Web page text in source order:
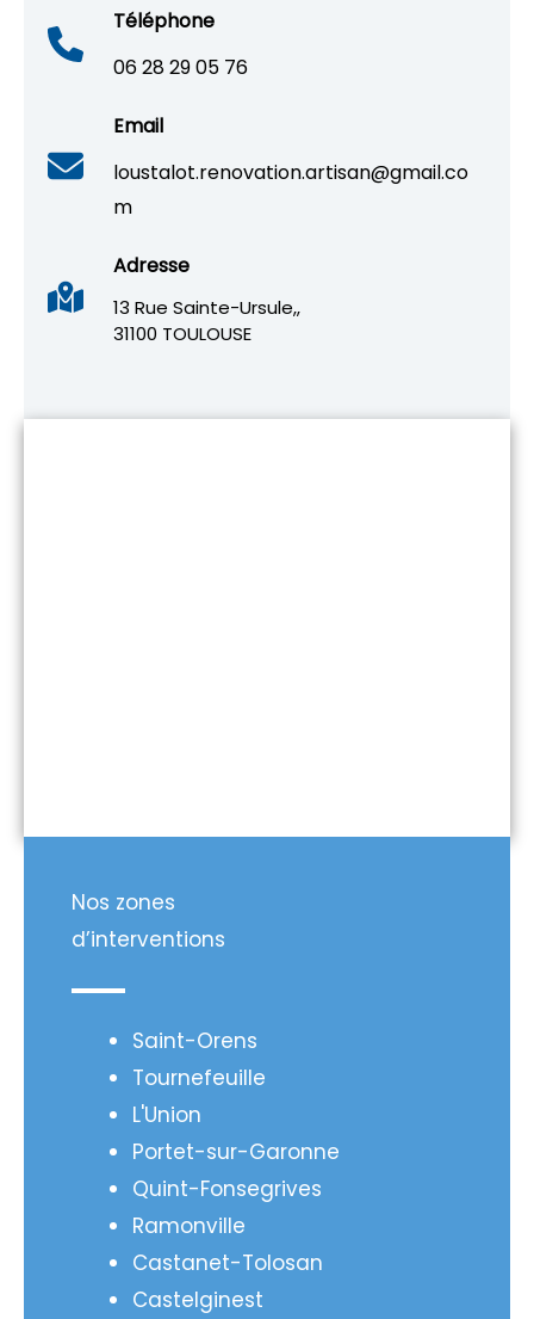
Téléphone
06 28 29 05 76
Email
loustalot.renovation.artisan@gmail.co
m
Adresse
13 Rue Sainte-Ursule,,
31100 TOULOUSE
Nos zones
d’interventions
Saint-Orens
Tournefeuille
L'Union
Portet-sur-Garonne
Quint-Fonsegrives
Ramonville
Castanet-Tolosan
Castelginest